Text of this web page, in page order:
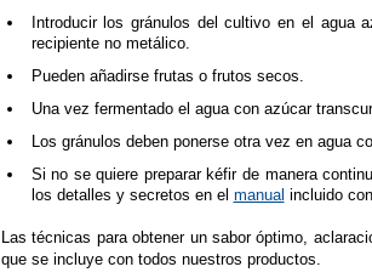
Introducir los gránulos del cultivo en el agua
recipiente no metálico.
Pueden añadirse frutas o frutos secos.
Una vez fermentado el agua con azúcar
Los gránulos deben ponerse otra vez en agua
Si no se quiere preparar kéfir de manera
los detalles y secretos en el manual incluido
Las técnicas para obtener un sabor óptimo,
que se incluye con todos nuestros productos.